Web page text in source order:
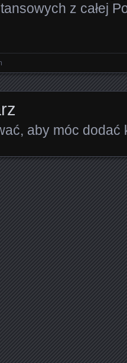
z całej
, aby móc dodać